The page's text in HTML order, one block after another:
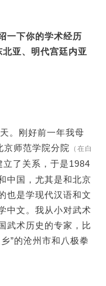
一下你的学术经历
亚、明代宫廷内亚
。刚好前一年我母
京师范学院分院
（在白
立了关系，于是1984
中国，尤其是和北京
也是学现代汉语和文
中文。我从小对武术
武术历史的专家，比
”的沧州市和八极拳